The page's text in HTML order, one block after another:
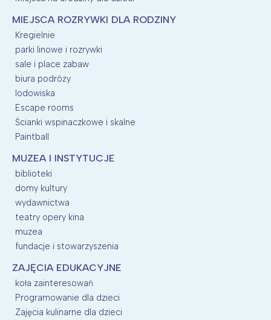
MIEJSCA ROZRYWKI DLA RODZINY
Kregielnie
parki linowe i rozrywki
sale i place zabaw
biura podróży
lodowiska
Escape rooms
Ścianki wspinaczkowe i skalne
Paintball
MUZEA I INSTYTUCJE
biblioteki
domy kultury
wydawnictwa
teatry opery kina
muzea
fundacje i stowarzyszenia
ZAJĘCIA EDUKACYJNE
koła zainteresowań
Programowanie dla dzieci
Zajęcia kulinarne dla dzieci